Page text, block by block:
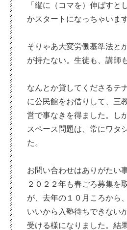
「縦に（コマを）伸ばすと
かスタートになっちゃいま
そりゃあ大変労働基準法と
が持たない。生徒も、講師も
なんとか貸してくださるテ
に公民館をお借りして、三
営で事なきを得ました。し
スペース問題は、常にワタ
た。
お問い合わせはありがたい
２０２２年も春ごろ募集を
が、去年の１０月ころから
いいから入塾待ちできない
受ける様になりました。結